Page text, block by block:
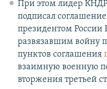
При этом лидер
подписал
президентом
развязавшим войну
пунктов соглашения
взаимную военную
вторжения третьей